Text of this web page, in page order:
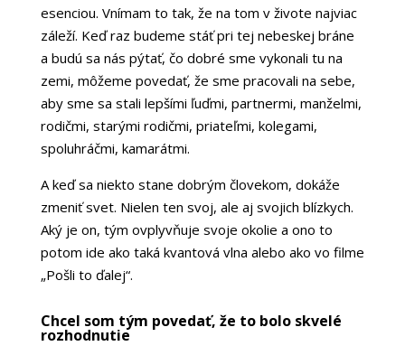
esenciou. Vnímam to tak, že na tom v živote najviac
záleží. Keď raz budeme stáť pri tej nebeskej bráne
a budú sa nás pýtať, čo dobré sme vykonali tu na
zemi, môžeme povedať, že sme pracovali na sebe,
aby sme sa stali lepšími ľuďmi, partnermi, manželmi,
rodičmi, starými rodičmi, priateľmi, kolegami,
spoluhráčmi, kamarátmi.
A keď sa niekto stane dobrým človekom, dokáže
zmeniť svet. Nielen ten svoj, ale aj svojich blízkych.
Aký je on, tým ovplyvňuje svoje okolie a ono to
potom ide ako taká kvantová vlna alebo ako vo filme
„Pošli to ďalej“.
Chcel som tým povedať, že to bolo skvelé
rozhodnutie